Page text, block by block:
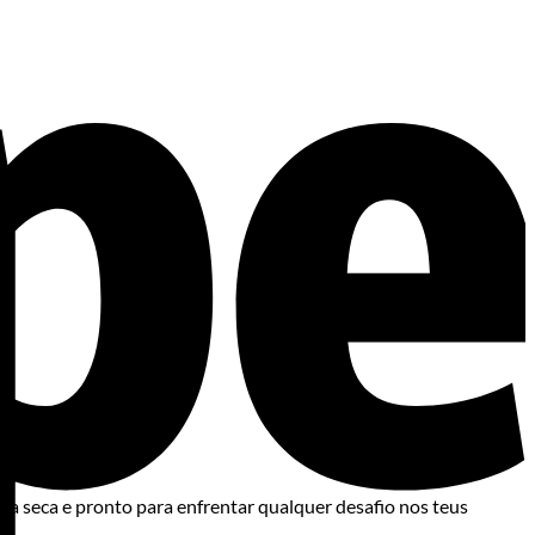
seca e pronto para enfrentar qualquer desafio nos teus